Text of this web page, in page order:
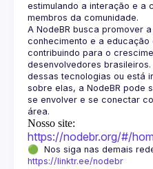
estimulando a interação e a
A NodeBR busca promover
conhecimento e a educação
contribuindo para o
desenvolvedores
dessas tecnologias ou está
sobre elas, a NodeBR pode
se envolver e se conectar
Nosso site:
https://nodebr.org/#/
https://linktr.ee/nodebr